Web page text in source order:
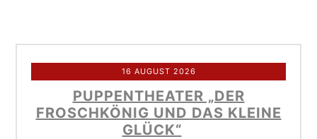
16 AUGUST 2026
PUPPENTHEATER „DER
FROSCHKÖNIG UND DAS KLEINE
GLÜCK“